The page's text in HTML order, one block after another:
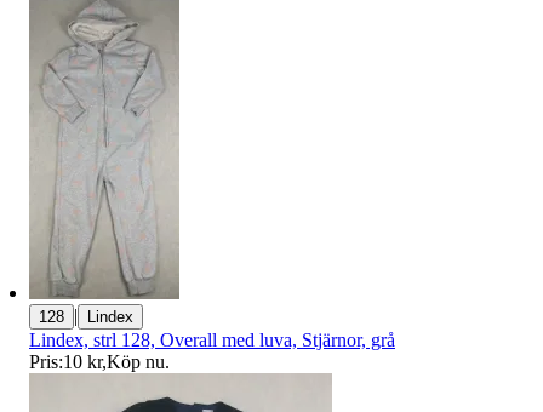
128 | Lindex
Lindex, strl 128, Overall med luva, Stjärnor, grå
Pris:10 kr,Köp nu.